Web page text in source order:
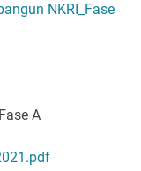
NKRI_Fase
A